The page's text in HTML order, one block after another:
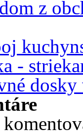
z
-